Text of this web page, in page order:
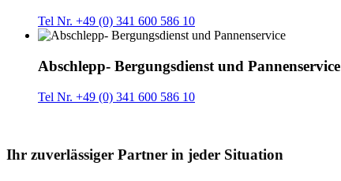
Tel Nr. +49 (0) 341 600 586 10
Abschlepp- Bergungsdienst und Pannenservice
Tel Nr. +49 (0) 341 600 586 10
Ihr zuverlässiger Partner in jeder Situation